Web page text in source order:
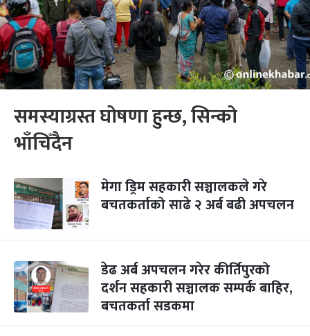
समस्याग्रस्त घोषणा हुन्छ, सिन्को
भाँचिँदैन
मेगा ड्रिम सहकारी सञ्चालकले गरे
बचतकर्ताको साढे २ अर्ब बढी अपचलन
डेढ अर्ब अपचलन गरेर कीर्तिपुरको
दर्शन सहकारी सञ्चालक सम्पर्क बाहिर,
बचतकर्ता सडकमा